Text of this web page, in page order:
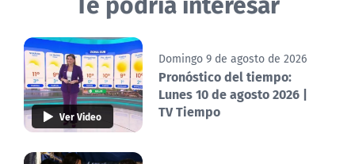
Ver Video
Domingo 9 de agosto de 2026
Pronóstico del tiempo:
Lunes 10 de agosto 2026 |
TV Tiempo